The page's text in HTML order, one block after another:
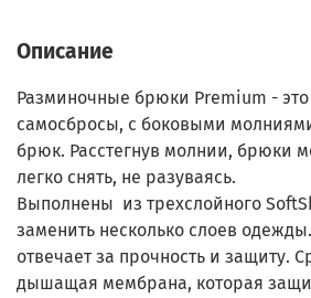
Описание
Разминочные брюки Premium -
самосбросы, с боковыми
брюк. Расстегнув молнии, брюки
легко снять, не разуваясь.
Выполнены из трехслойного
заменить несколько слоев
отвечает за прочность и защиту.
дышащая мембрана, которая